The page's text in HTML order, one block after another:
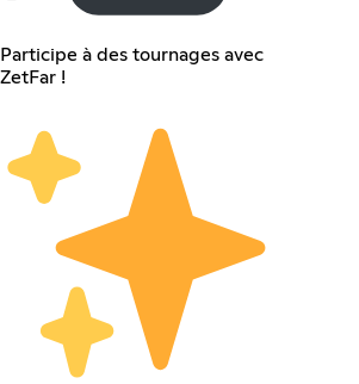
Participe à des tournages avec
ZetFar !